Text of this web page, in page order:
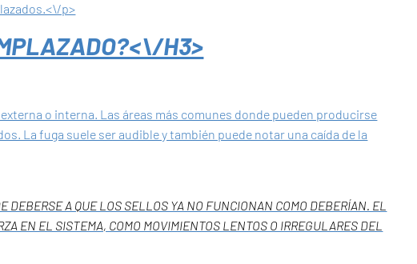
p>
H3>
o interna. Las áreas más comunes donde pueden producirse
La fuga suele ser audible y también puede notar una caída de la
A QUE LOS SELLOS YA NO FUNCIONAN COMO DEBERÍAN. EL
EN EL SISTEMA, COMO MOVIMIENTOS LENTOS O IRREGULARES DEL